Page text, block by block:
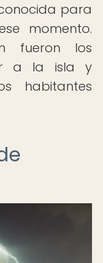
para
momento.
fueron los
a la isla y
habitantes